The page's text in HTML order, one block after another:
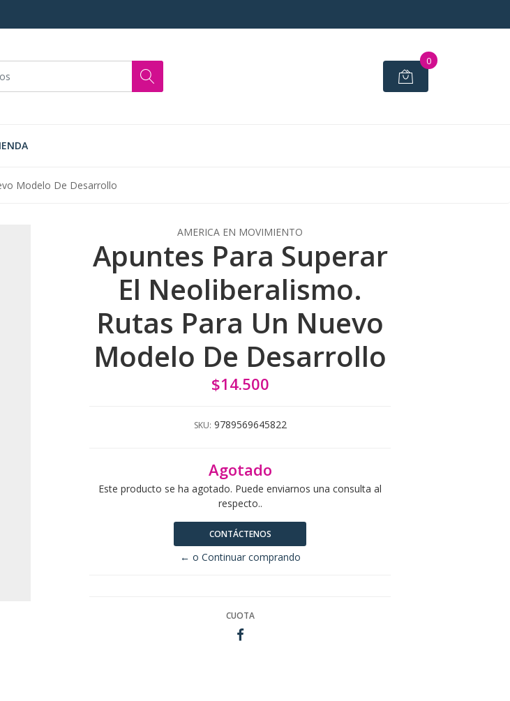
0
Modelo De Desarrollo
AMERICA EN MOVIMIENTO
Apuntes Para Superar
El Neoliberalismo.
Rutas Para Un Nuevo
Modelo De Desarrollo
$14.500
SKU: 9789569645822
Agotado
Este producto se ha agotado. Puede enviarnos una consulta al
respecto..
CONTÁCTENOS
← o Continuar comprando
CUOTA